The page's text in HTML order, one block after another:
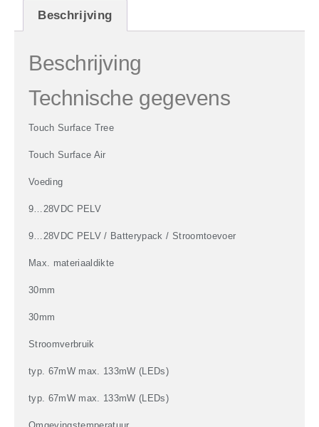
Beschrijving
Beschrijving
Technische gegevens
Touch Surface Tree
Touch Surface Air
Voeding
9…28VDC PELV
9…28VDC PELV / Batterypack / Stroomtoevoer
Max. materiaaldikte
30mm
30mm
Stroomverbruik
typ. 67mW max. 133mW (LEDs)
typ. 67mW max. 133mW (LEDs)